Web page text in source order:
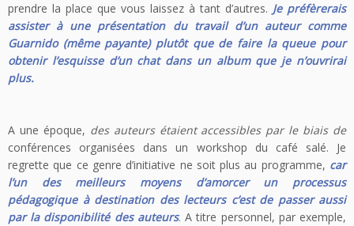
prendre la place que vous laissez à tant d’autres. Je préfèrerais
assister à une présentation du travail d’un auteur comme
Guarnido (même payante) plutôt que de faire la queue pour
obtenir l’esquisse d’un chat dans un album que je n’ouvrirai
plus.
A une époque, des auteurs étaient accessibles par le biais de
conférences organisées dans un workshop du café salé. Je
regrette que ce genre d’initiative ne soit plus au programme, car
l’un des meilleurs moyens d’amorcer un processus
pédagogique à destination des lecteurs c’est de passer aussi
par la disponibilité des auteurs. A titre personnel, par exemple,